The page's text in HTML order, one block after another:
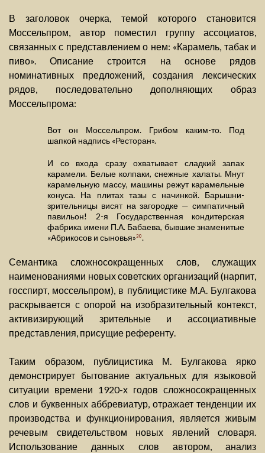
В заголовок очерка, темой которого становится
Моссельпром, автор поместил группу ассоциатов,
связанных с представлением о нем: «Карамель, табак и
пиво». Описание строится на основе рядов
номинативных предложений, создания лексических
рядов, последовательно дополняющих образ
Моссельпрома:
Вот он Моссельпром. Грибом каким-то. Под
шапкой надпись «Ресторан».
И со входа сразу охватывает сладкий запах
карамели. Белые колпаки, снежные халаты. Мнут
карамельную массу, машины режут карамельные
конуса. На плитах тазы с начинкой. Барышни-
зрительницы висят на загородке — симпатичный
павильон! 2-я Государственная кондитерская
фабрика имени П.А. Бабаева, бывшие знаменитые
«Абрикосов и сыновья»30.
Семантика сложносокращенных слов, служащих
наименованиями новых советских организаций (нарпит,
госспирт, моссельпром), в публицистике М.А. Булгакова
раскрывается с опорой на изобразительный контекст,
активизирующий зрительные и ассоциативные
представления, присущие референту.
Таким образом, публицистика М. Булгакова ярко
демонстрирует бытование актуальных для языковой
ситуации времени 1920-х годов сложносокращенных
слов и буквенных аббревиатур, отражает тенденции их
производства и функционирования, является живым
речевым свидетельством новых явлений словаря.
Использование данных слов автором, анализ